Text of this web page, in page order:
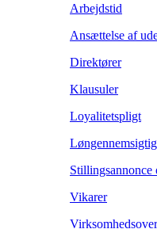
Arbejdstid
Ansættelse af
Direktører
Klausuler
Loyalitetspligt
Stillingsannonce
Vikarer